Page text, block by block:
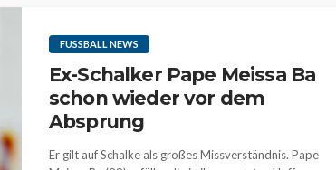
FUSSBALL NEWS
Ex-Schalker Pape Meissa Ba
schon wieder vor dem
Absprung
Er gilt auf Schalke als großes Missverständnis. Pape